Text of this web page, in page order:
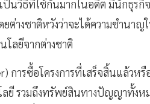
ป็นวิธีที่ใช้กันมากในอดีต มีนักธุร
ต่างชาติหวังว่าจะได้ความชำนา
ลยีจากต่างชาติ
การซื้อโครงการที่เสร็จสิ้นแล้วห
ลยี รวมถึงทรัพย์สินทางปัญญาทั้ง